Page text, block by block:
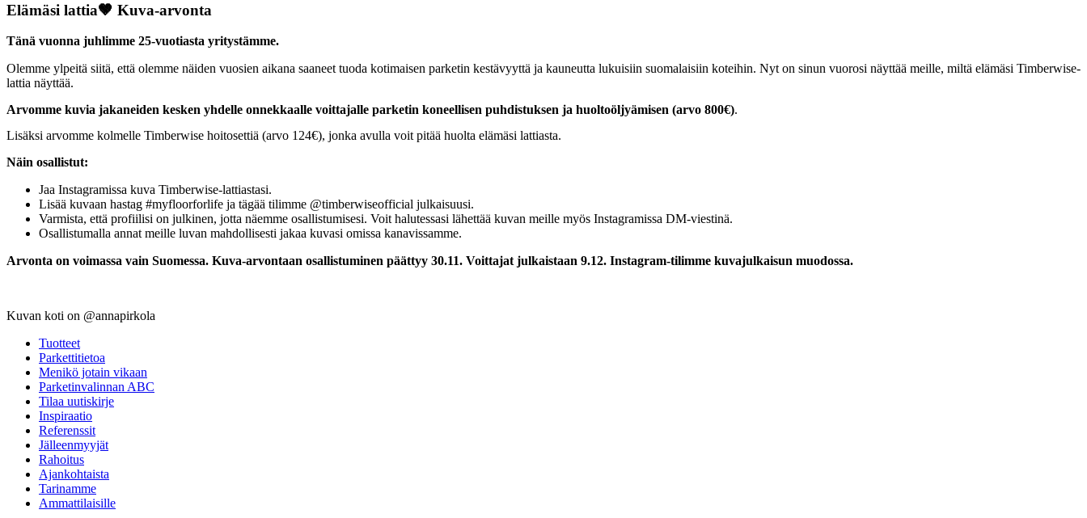
Elämäsi lattia🤎 Kuva-arvonta
Tänä vuonna juhlimme 25-vuotiasta yritystämme.
Olemme ylpeitä siitä, että olemme näiden vuosien aikana saaneet tuoda kotimaisen parketin kestävyyttä ja kauneutta lukuisiin suomalaisiin koteihin. Nyt on sinun vuorosi näyttää meille, miltä elämäsi Timberwise-
lattia näyttää.
Arvomme kuvia jakaneiden kesken yhdelle onnekkaalle voittajalle parketin koneellisen puhdistuksen ja huoltoöljyämisen (arvo 800€).
Lisäksi arvomme kolmelle Timberwise hoitosettiä (arvo 124€), jonka avulla voit pitää huolta elämäsi lattiasta.
Näin osallistut:
Jaa Instagramissa kuva Timberwise-lattiastasi.
Lisää kuvaan hastag #myfloorforlife ja tägää tilimme @timberwiseofficial julkaisuusi.
Varmista, että profiilisi on julkinen, jotta näemme osallistumisesi. Voit halutessasi lähettää kuvan meille myös Instagramissa DM-viestinä.
Osallistumalla annat meille luvan mahdollisesti jakaa kuvasi omissa kanavissamme.
Arvonta on voimassa vain Suomessa. Kuva-arvontaan osallistuminen päättyy 30.11. Voittajat julkaistaan 9.12. Instagram-tilimme kuvajulkaisun muodossa.
Kuvan koti on @annapirkola
Tuotteet
Parkettitietoa
Menikö jotain vikaan
Parketinvalinnan ABC
Tilaa uutiskirje
Inspiraatio
Referenssit
Jälleenmyyjät
Rahoitus
Ajankohtaista
Tarinamme
Ammattilaisille